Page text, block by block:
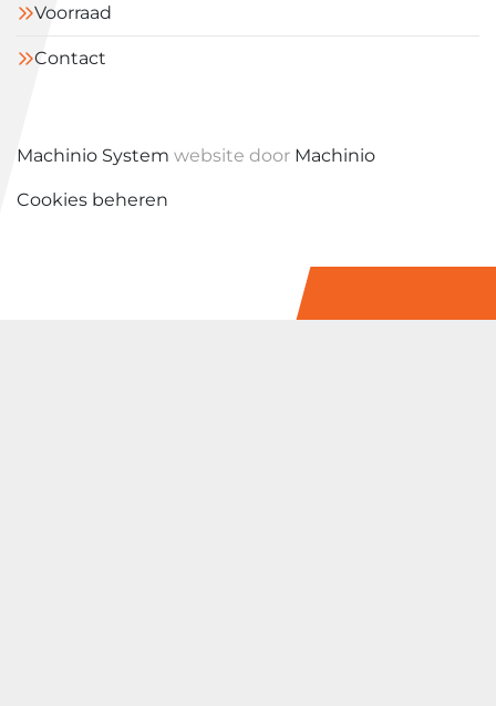
Voorraad
Contact
Machinio System website door Machinio
Cookies beheren